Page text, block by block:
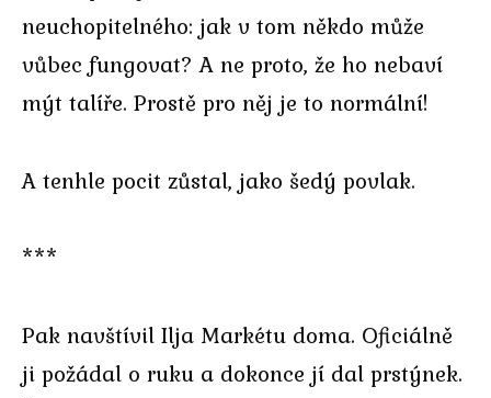
neuchopitelného: jak v tom někdo může
vůbec fungovat? A ne proto, že ho nebaví
mýt talíře. Prostě pro něj je to normální!
A tenhle pocit zůstal, jako šedý povlak.
***
Pak navštívil Ilja Markétu doma. Oficiálně
ji požádal o ruku a dokonce jí dal prstýnek.